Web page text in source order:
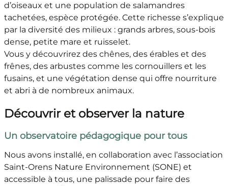
d’oiseaux et une population de salamandres
tachetées, espèce protégée. Cette richesse s’explique
par la diversité des milieux : grands arbres, sous-bois
dense, petite mare et ruisselet.
Vous y découvrirez des chênes, des érables et des
frênes, des arbustes comme les cornouillers et les
fusains, et une végétation dense qui offre nourriture
et abri à de nombreux animaux.
Découvrir et observer la nature
Un observatoire pédagogique pour tous
Nous avons installé, en collaboration avec l’association
Saint-Orens Nature Environnement (SONE) et
accessible à tous, une palissade pour faire des